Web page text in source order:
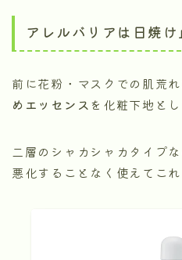
アレルバリアは日焼
前に花粉・マスクでの肌荒
めエッセンス を化粧下地と
二層のシャカシャカタイプ
悪化することなく使えてこれ